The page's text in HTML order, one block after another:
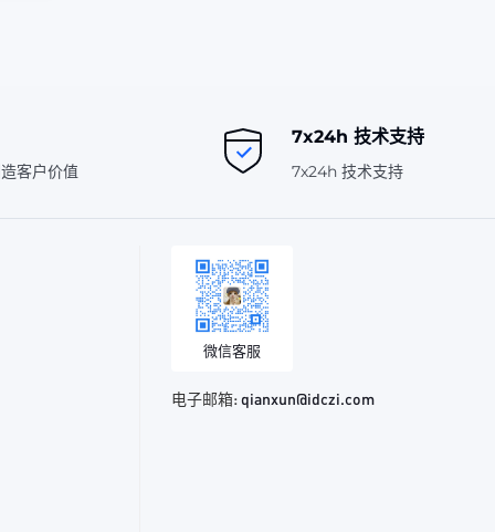
客户价值
7x24h 技术支持
7x24h 技术支持
微信客服
电子邮箱:qianxun@idczi.com